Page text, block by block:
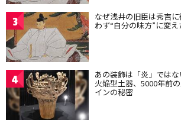
3 なぜ浅井の旧臣は秀吉
わず“自分の味方”に変
4 あの装飾は「炎」では
火焔型土器、5000年前
インの秘密